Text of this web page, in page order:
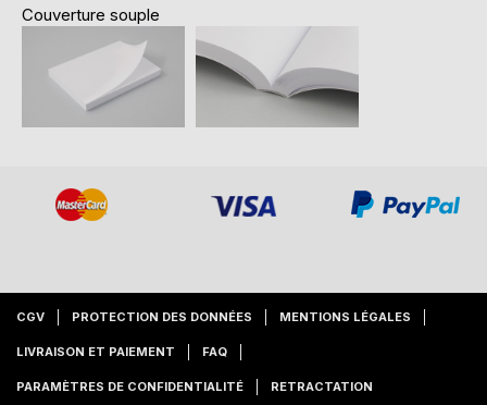
Couverture souple
CGV PROTECTION DES DONNÉES MENTIONS LÉGALES
LIVRAISON ET PAIEMENT FAQ
PARAMÈTRES DE CONFIDENTIALITÉ RETRACTATION